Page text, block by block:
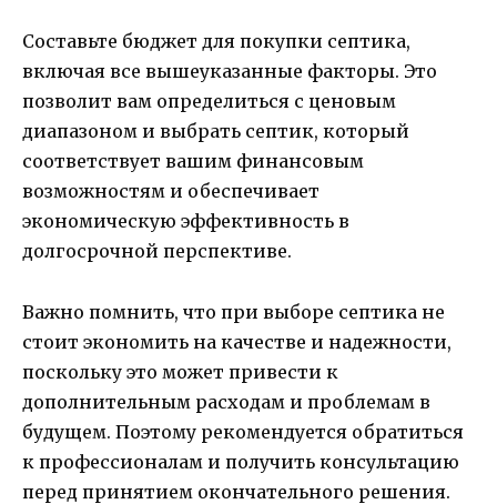
Составьте бюджет для покупки септика,
включая все вышеуказанные факторы. Это
позволит вам определиться с ценовым
диапазоном и выбрать септик, который
соответствует вашим финансовым
возможностям и обеспечивает
экономическую эффективность в
долгосрочной перспективе.
Важно помнить, что при выборе септика не
стоит экономить на качестве и надежности,
поскольку это может привести к
дополнительным расходам и проблемам в
будущем. Поэтому рекомендуется обратиться
к профессионалам и получить консультацию
перед принятием окончательного решения.